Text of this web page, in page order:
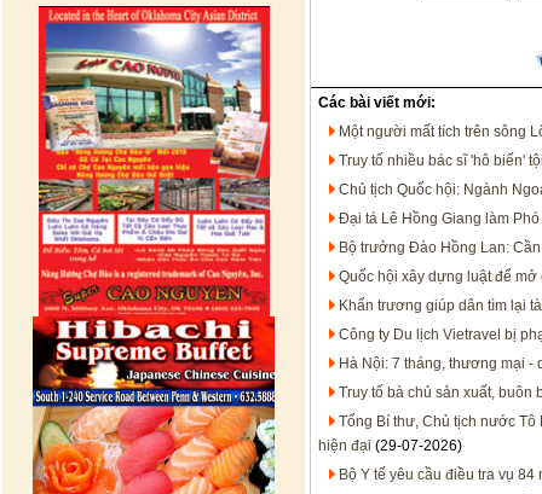
Các bài viết mới:
Một người mất tích trên sông
Truy tố nhiều bác sĩ 'hô biến'
Chủ tịch Quốc hội: Ngành
Đại tá Lê Hồng Giang làm
Bộ trưởng Đào Hồng Lan:
Quốc hội xây dựng luật để
Khẩn trương giúp dân tìm lại
Công ty Du lịch Vietravel bị
Hà Nội: 7 tháng, thương mại -
Truy tố bà chủ sản xuất, buôn
Tổng Bí thư, Chủ tịch nước
hiện đại (29-07-2026)
Bộ Y tế yêu cầu điều tra vụ